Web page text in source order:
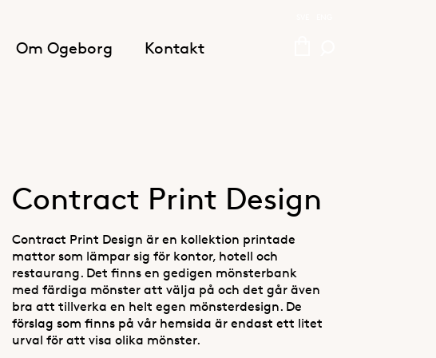
Om Ogeborg Kontakt
Contract Print Design
Contract Print Design är en kollektion printade
mattor som lämpar sig för kontor, hotell och
restaurang. Det finns en gedigen mönsterbank
med färdiga mönster att välja på och det går även
bra att tillverka en helt egen mönsterdesign. De
förslag som finns på vår hemsida är endast ett litet
urval för att visa olika mönster.